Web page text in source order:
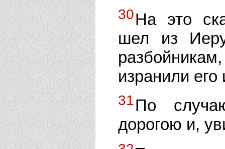
30На это
шел из
изранили
31По
дорогою и,